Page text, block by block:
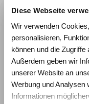
Diese Webseite
Wir verwenden
personalisieren,
können und die
Außerdem geben wir
unserer Website an
Werbung und Analysen
Informationen
Wie
Lernen und
Erleben Sie die
Raumgestaltung
Simulationen
Impulse für die
Lernräume.